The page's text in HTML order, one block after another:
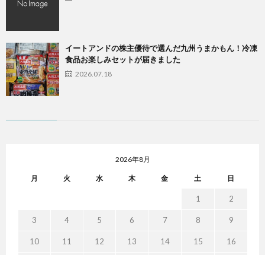
イートアンドの株主優待で選んだ九州うまかもん！冷凍
食品お楽しみセットが届きました
2026.07.18
2026年8月
月 火 水 木 金 土 日
1 2
3 4 5 6 7 8 9
10 11 12 13 14 15 16